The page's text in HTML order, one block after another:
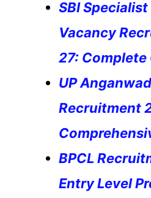
SBI
Vacancy
27: Complete
UP
Recruitment
BPCL
Entry Level